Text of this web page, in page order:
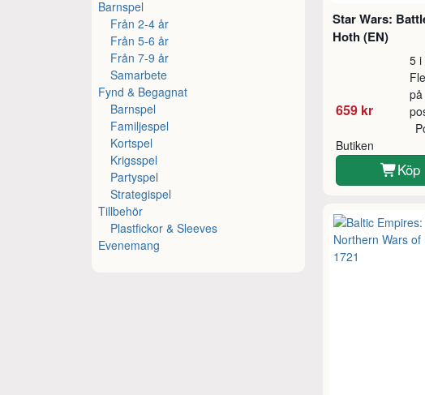
Barnspel
Från 2-4 år
Från 5-6 år
Från 7-9 år
Samarbete
Fynd & Begagnat
Barnspel
Familjespel
Kortspel
Krigsspel
Partyspel
Strategispel
Tillbehör
Plastfickor & Sleeves
Evenemang
Star Wars:
Hoth (EN)
659 kr
5 i
på
Butiken
Köp